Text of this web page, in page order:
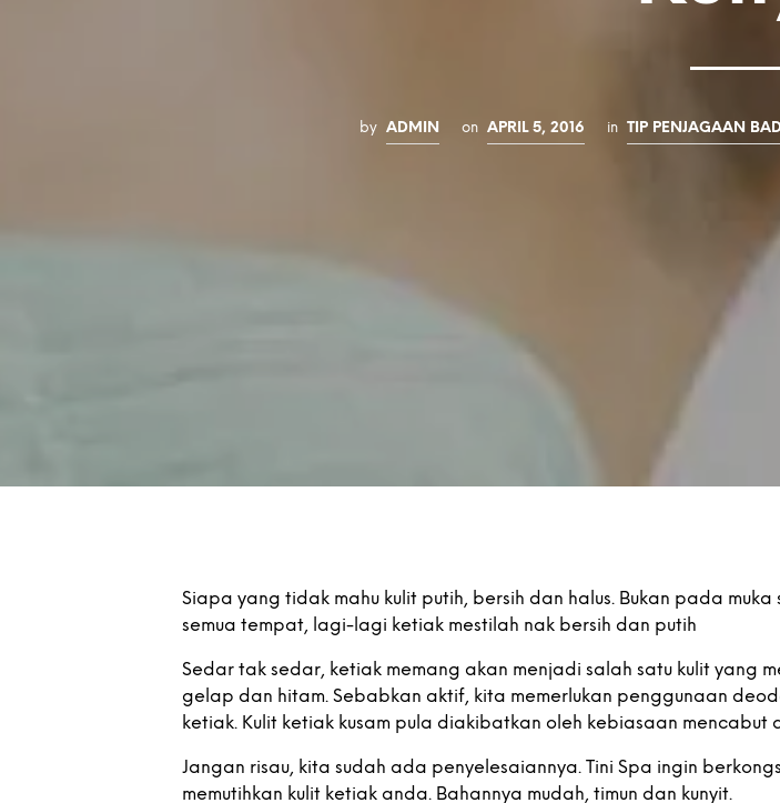
by ADMIN on APRIL 5, 2016 in TIP PENJAGAAN
Siapa yang tidak mahu kulit putih, bersih dan halus. Bukan pada
semua tempat, lagi-lagi ketiak mestilah nak bersih dan putih
Sedar tak sedar, ketiak memang akan menjadi salah satu kulit yang
gelap dan hitam. Sebabkan aktif, kita memerlukan penggunaan
ketiak. Kulit ketiak kusam pula diakibatkan oleh kebiasaan mencabut
Jangan risau, kita sudah ada penyelesaiannya. Tini Spa ingin
memutihkan kulit ketiak anda. Bahannya mudah, timun dan kunyit.